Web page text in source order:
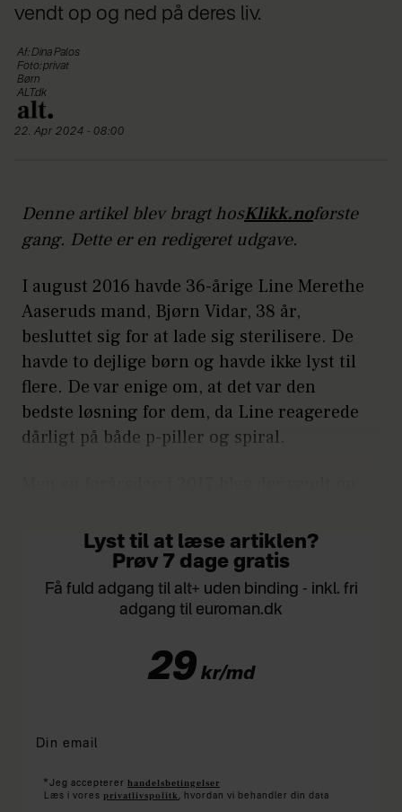
vendt op og ned på deres liv.
Af: Dina Palos
Foto: privat
Børn
ALT.dk
22. Apr 2024 - 08:00
Denne artikel blev bragt hosKlikk.noførste
gang. Dette er en redigeret udgave.
I august 2016 havde 36-årige Line Merethe
Aaseruds mand, Bjørn Vidar, 38 år,
besluttet sig for at lade sig sterilisere. De
havde to dejlige børn og havde ikke lyst til
flere. De var enige om, at det var den
bedste løsning for dem, da Line reagerede
dårligt på både p-piller og spiral.
Lyst til at læse artiklen?
Prøv 7 dage gratis
Få fuld adgang til alt+ uden binding - inkl. fri
adgang til euroman.dk
29 kr/md
* Jeg accepterer handelsbetingelser
Læs i vores privatlivspolitk , hvordan vi behandler din data